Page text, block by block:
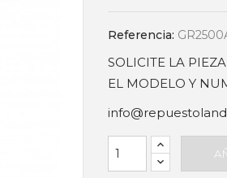
Referencia:
SOLICITE LA
EL MODELO Y